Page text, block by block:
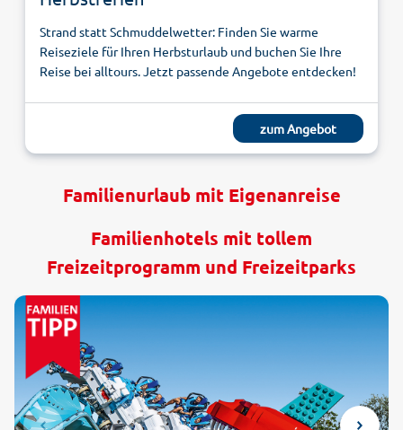
Strand statt Schmuddelwetter: Finden Sie warme
Reiseziele für Ihren Herbsturlaub und buchen Sie Ihre
Reise bei alltours. Jetzt passende Angebote entdecken!
zum Angebot
Familienurlaub mit Eigenanreise
Familienhotels mit tollem
Freizeitprogramm und Freizeitparks